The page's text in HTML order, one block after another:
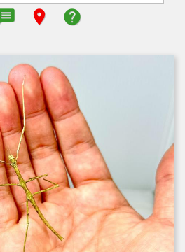
message-reply-text
room help